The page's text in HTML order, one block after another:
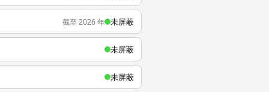
截至 2026 年 未屏蔽
未屏蔽
未屏蔽